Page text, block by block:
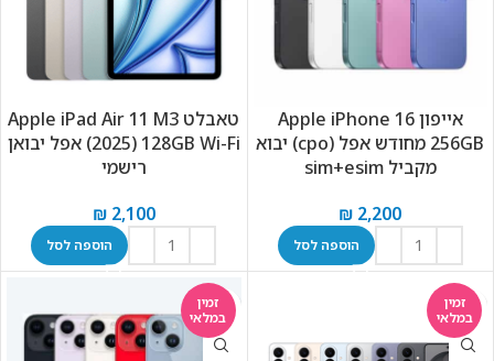
אייפון Apple iPhone 16
256GB מחודש אפל (cpo) יבוא
מקביל sim+esim
₪ 2,200
הוספה לסל
טאבלט Apple iPad Air 11 M3
(2025) 128GB Wi-Fi אפל יבואן
רישמי
₪2,100
הוספה לסל
זמין
במלאי
זמין
במלאי